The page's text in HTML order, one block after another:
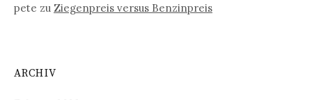
pete zu Ziegenpreis versus Benzinpreis
ARCHIV